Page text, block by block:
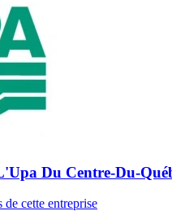
Du Centre-Du-
cette entreprise